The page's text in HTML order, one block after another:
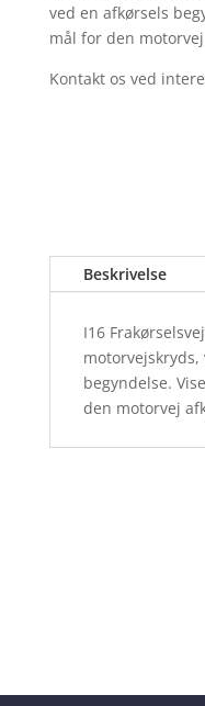
ved en afkørsels
mål for den
Kontakt os ved
Beskrivelse
I16
motorvejskryds,
begyndelse.
den motorvej